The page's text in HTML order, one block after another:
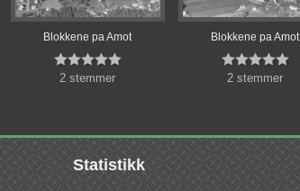
Blokkene pa Amot

2 stemmer
Blokkene pa Amot

2 stemmer
Statistikk